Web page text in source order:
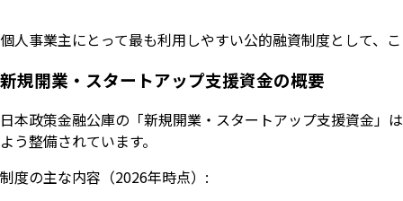
個人事業主にとって最も利用しやすい公的融資制度として、
新規開業・スタートアップ支援資金の概要
日本政策金融公庫の「新規開業・スタートアップ支援資金」
よう整備されています。
制度の主な内容（2026年時点）: